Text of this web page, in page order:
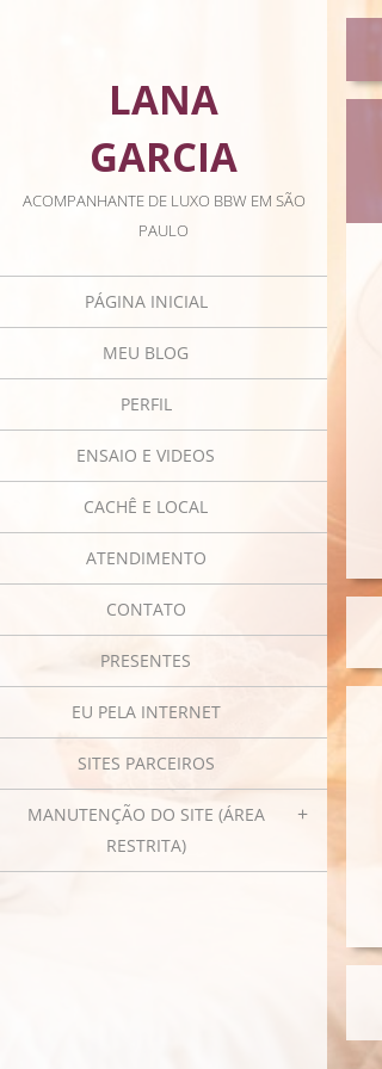
LANA
GARCIA
ACOMPANHANTE DE LUXO BBW EM SÃO
PAULO
PÁGINA INICIAL
MEU BLOG
PERFIL
ENSAIO E VIDEOS
CACHÊ E LOCAL
ATENDIMENTO
CONTATO
PRESENTES
EU PELA INTERNET
SITES PARCEIROS
MANUTENÇÃO DO SITE (ÁREA
RESTRITA)